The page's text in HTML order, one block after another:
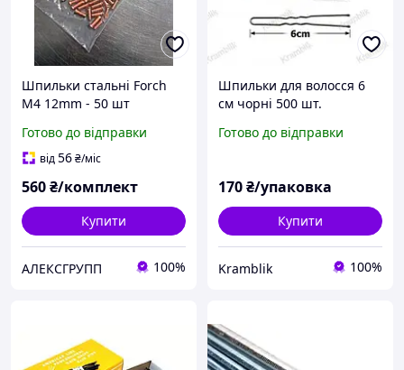
Шпильки стальні Forch
М4 12mm - 50 шт
Готово до відправки
від56₴/міс
560₴/комплект
Купити
АЛЕКСГРУПП 100%
Шпильки для волосся 6
см чорні 500 шт.
Готово до відправки
170₴/упаковка
Купити
Kramblik 100%